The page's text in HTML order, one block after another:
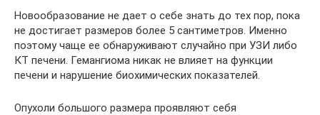
Новообразование не дает о себе знать до тех пор, пока
не достигает размеров более 5 сантиметров. Именно
поэтому чаще ее обнаруживают случайно при УЗИ либо
КТ печени. Гемангиома никак не влияет на функции
печени и нарушение биохимических показателей.
Опухоли большого размера проявляют себя